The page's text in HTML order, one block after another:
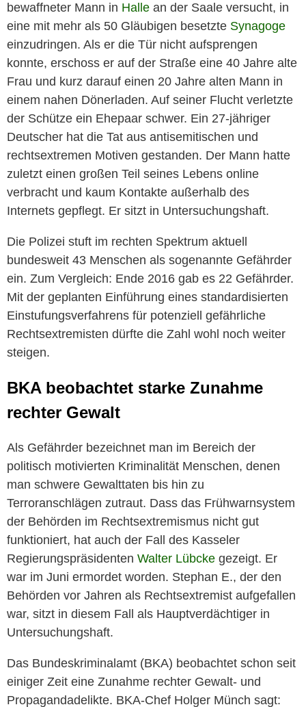
bewaffneter Mann in Halle an der Saale versucht, in
eine mit mehr als 50 Gläubigen besetzte Synagoge
einzudringen. Als er die Tür nicht aufsprengen
konnte, erschoss er auf der Straße eine 40 Jahre alte
Frau und kurz darauf einen 20 Jahre alten Mann in
einem nahen Dönerladen. Auf seiner Flucht verletzte
der Schütze ein Ehepaar schwer. Ein 27-jähriger
Deutscher hat die Tat aus antisemitischen und
rechtsextremen Motiven gestanden. Der Mann hatte
zuletzt einen großen Teil seines Lebens online
verbracht und kaum Kontakte außerhalb des
Internets gepflegt. Er sitzt in Untersuchungshaft.
Die Polizei stuft im rechten Spektrum aktuell
bundesweit 43 Menschen als sogenannte Gefährder
ein. Zum Vergleich: Ende 2016 gab es 22 Gefährder.
Mit der geplanten Einführung eines standardisierten
Einstufungsverfahrens für potenziell gefährliche
Rechtsextremisten dürfte die Zahl wohl noch weiter
steigen.
BKA beobachtet starke Zunahme
rechter Gewalt
Als Gefährder bezeichnet man im Bereich der
politisch motivierten Kriminalität Menschen, denen
man schwere Gewalttaten bis hin zu
Terroranschlägen zutraut. Dass das Frühwarnsystem
der Behörden im Rechtsextremismus nicht gut
funktioniert, hat auch der Fall des Kasseler
Regierungspräsidenten Walter Lübcke gezeigt. Er
war im Juni ermordet worden. Stephan E., der den
Behörden vor Jahren als Rechtsextremist aufgefallen
war, sitzt in diesem Fall als Hauptverdächtiger in
Untersuchungshaft.
Das Bundeskriminalamt (BKA) beobachtet schon seit
einiger Zeit eine Zunahme rechter Gewalt- und
Propagandadelikte. BKA-Chef Holger Münch sagt: